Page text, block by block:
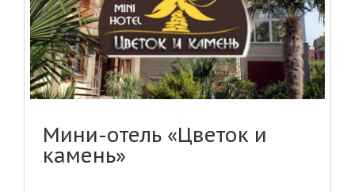
Мини-отель «Цветок и
камень»